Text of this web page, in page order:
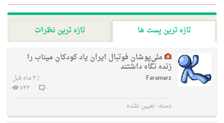
تازه ترین پست ها
تازه ترین نظرات
ملی‌پوشان فوتبال ایران یاد کودکان میناب را
زنده نگاه داشتند
Faramarz
| ۴ ماه قبل
۰
۷۴۴
دسته: تعیین نشده